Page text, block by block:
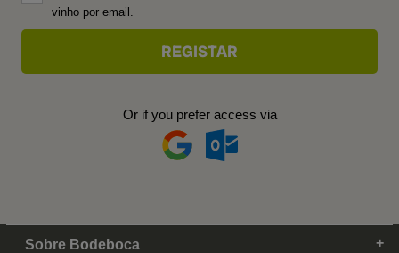
vinho por email.
Or if you prefer access via
Sobre Bodeboca